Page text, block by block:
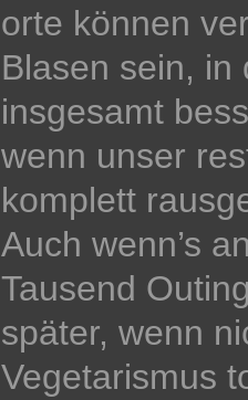
orte können
Blasen sein, in
insgesamt
wenn unser
komplett
Auch wenn’s
Tausend
später, wenn
Vegetarismus